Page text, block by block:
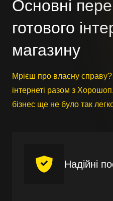
Основні
готового
магазину
Мрієш про власну
інтернеті разом з
бізнес ще не було так
Надійні